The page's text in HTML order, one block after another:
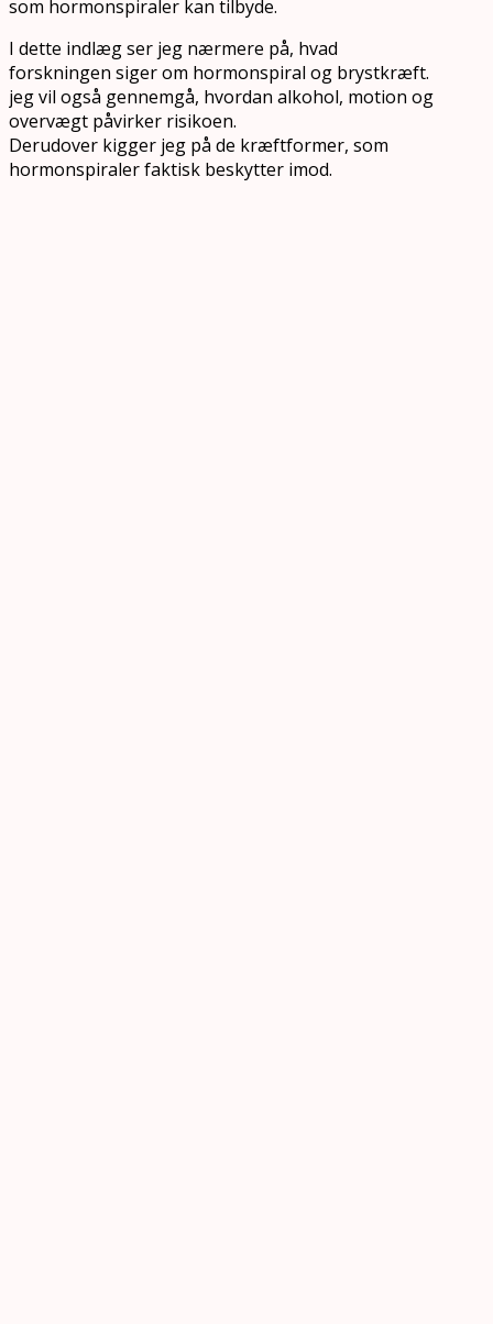
som hormonspiraler kan tilbyde.
I dette indlæg ser jeg nærmere på, hvad
forskningen siger om hormonspiral og brystkræft.
jeg vil også gennemgå, hvordan alkohol, motion og
overvægt påvirker risikoen.
Derudover kigger jeg på de kræftformer, som
hormonspiraler faktisk beskytter imod.